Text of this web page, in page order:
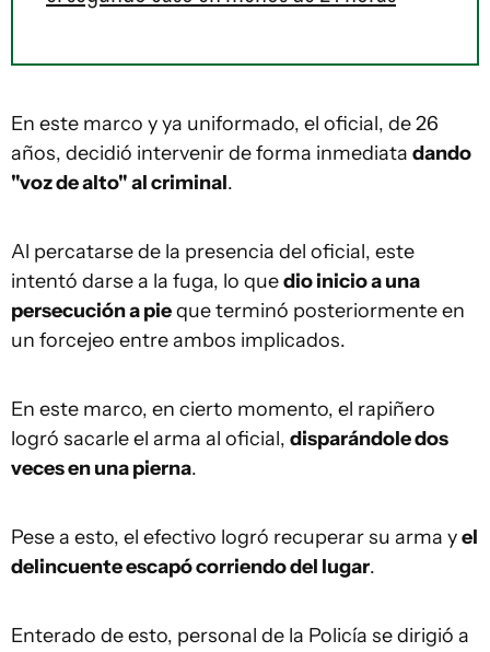
En este marco y ya uniformado, el oficial, de 26
años, decidió intervenir de forma inmediata dando
"voz de alto" al criminal.
Al percatarse de la presencia del oficial, este
intentó darse a la fuga, lo quedio inicio a una
persecución a pieque terminó posteriormente en
un forcejeo entre ambos implicados.
En este marco, en cierto momento, el rapiñero
logró sacarle el arma al oficial, disparándole dos
veces en una pierna.
Pese a esto, el efectivo logró recuperar su arma yel
delincuente escapó corriendo del lugar.
Enterado de esto, personal de la Policía se dirigió a